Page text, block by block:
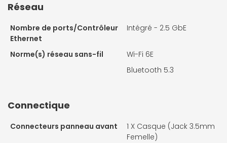
Réseau
Nombre de ports/Contrôleur
Ethernet
Intégré - 2.5 GbE
Norme(s) réseau sans-fil
Wi-Fi 6E
Bluetooth 5.3
Connectique
Connecteurs panneau avant 1 X Casque (Jack 3.5mm
Femelle)